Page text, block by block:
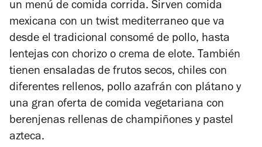
un menú de comida corrida. Sirven comida
mexicana con un twist mediterraneo que va
desde el tradicional consomé de pollo, hasta
lentejas con chorizo o crema de elote. También
tienen ensaladas de frutos secos, chiles con
diferentes rellenos, pollo azafrán con plátano y
una gran oferta de comida vegetariana con
berenjenas rellenas de champiñones y pastel
azteca.